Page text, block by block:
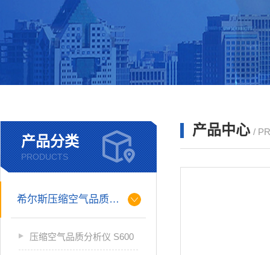
产品分类
PRODUCTS
希尔斯压缩空气品质分析仪
压缩空气品质分析仪 S600
产品中心 /